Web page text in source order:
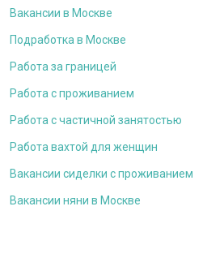
Вакансии в Москве
Подработка в Москве
Работа за границей
Работа с проживанием
Работа с частичной занятостью
Работа вахтой для женщин
Вакансии сиделки с проживанием
Вакансии няни в Москве